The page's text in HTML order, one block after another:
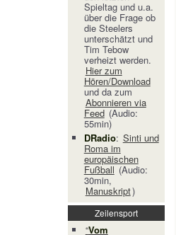
Spieltag und u.a.
über die Frage ob
die Steelers
unterschätzt und
Tim Tebow
verheizt werden.
Hier zum
Hören/Download
und da zum
Abonnieren via
Feed (Audio:
55min)
DRadio: Sinti und
Roma im
europäischen
Fußball (Audio:
30min,
Manuskript)
Zeilensport
“Vom